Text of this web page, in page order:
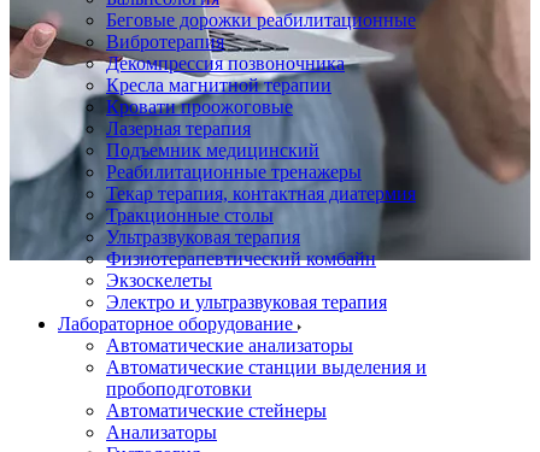
Беговые дорожки реабилитационные
Вибротерапия
Декомпрессия позвоночника
Кресла магнитной терапии
Кровати проожоговые
Лазерная терапия
Подъемник медицинский
Реабилитационные тренажеры
Текар терапия, контактная диатермия
Тракционные столы
Ультразвуковая терапия
Физиотерапевтический комбайн
Экзоскелеты
Электро и ультразвуковая терапия
Лабораторное оборудование
Автоматические анализаторы
Автоматические станции выделения и
пробоподготовки
Автоматические стейнеры
Анализаторы